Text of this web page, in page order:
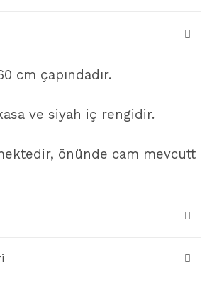
cm çapındadır.
ve siyah iç rengidir.
önünde cam mevcutt